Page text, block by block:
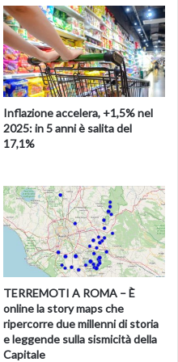
Il tasso di ricoveri in
è circa 4 volte più alto
da meno di 120
ai vaccinati con
Inflazione accelera, +1,5% nel
2025: in 5 anni è salita del
17,1%
TERREMOTI A ROMA – È
online la story maps che
ripercorre due millenni di storia
e leggende sulla sismicità della
Capitale